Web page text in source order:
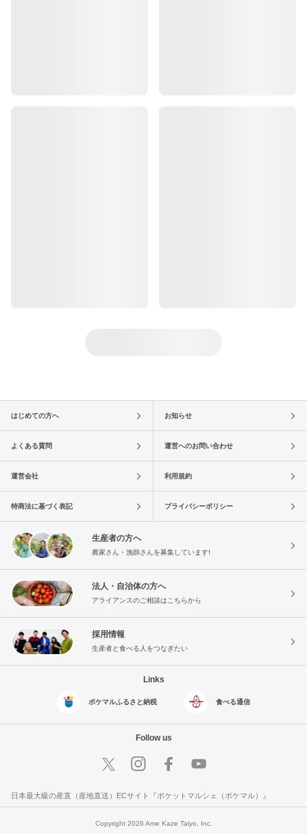
はじめての方へ お知らせ
よくある質問 運営へのお問い合わせ
運営会社 利用規約
特商法に基づく表記 プライバシーポリシー
生産者の方へ
農家さん・漁師さんを募集しています!
法人・自治体の方へ
アライアンスのご相談はこちらから
採用情報
生産者と食べる人をつなぎたい
Links
ポケマルふるさと納税 食べる通信
Follow us
日本最大級の産直（産地直送）ECサイト『ポケットマルシェ（ポケマル）』
Copyright 2026 Ame Kaze Taiyo, Inc.